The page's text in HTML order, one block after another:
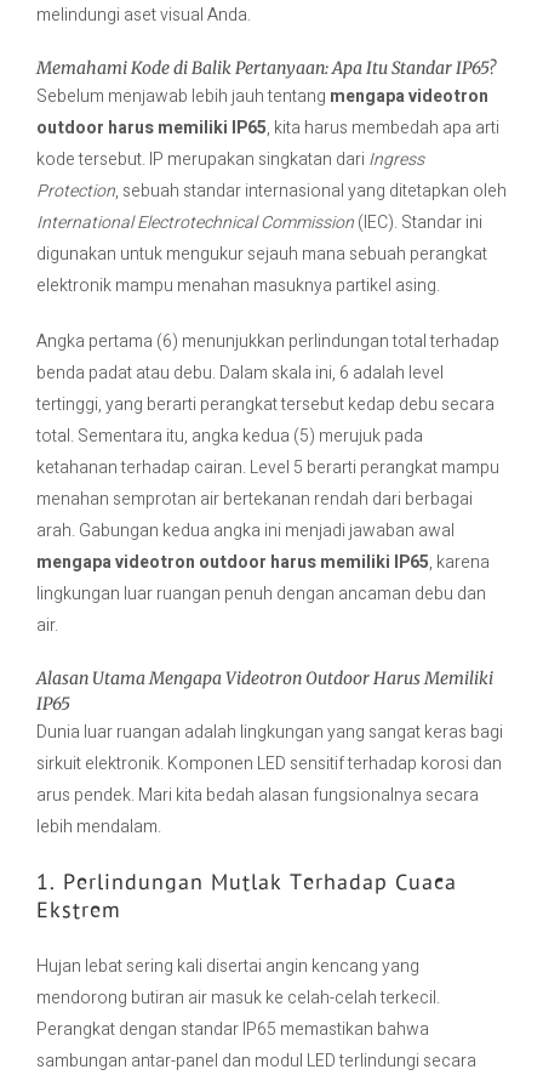
melindungi aset visual Anda.
Memahami Kode di Balik Pertanyaan: Apa Itu Standar IP65?
Sebelum menjawab lebih jauh tentang mengapa videotron
outdoor harus memiliki IP65, kita harus membedah apa arti
kode tersebut. IP merupakan singkatan dari Ingress
Protection, sebuah standar internasional yang ditetapkan oleh
International Electrotechnical Commission(IEC). Standar ini
digunakan untuk mengukur sejauh mana sebuah perangkat
elektronik mampu menahan masuknya partikel asing.
Angka pertama (6) menunjukkan perlindungan total terhadap
benda padat atau debu. Dalam skala ini, 6 adalah level
tertinggi, yang berarti perangkat tersebut kedap debu secara
total. Sementara itu, angka kedua (5) merujuk pada
ketahanan terhadap cairan. Level 5 berarti perangkat mampu
menahan semprotan air bertekanan rendah dari berbagai
arah. Gabungan kedua angka ini menjadi jawaban awal
mengapa videotron outdoor harus memiliki IP65, karena
lingkungan luar ruangan penuh dengan ancaman debu dan
air.
Alasan Utama Mengapa Videotron Outdoor Harus Memiliki
IP65
Dunia luar ruangan adalah lingkungan yang sangat keras bagi
sirkuit elektronik. Komponen LED sensitif terhadap korosi dan
arus pendek. Mari kita bedah alasan fungsionalnya secara
lebih mendalam.
1. Perlindungan Mutlak Terhadap Cuaca
Ekstrem
Hujan lebat sering kali disertai angin kencang yang
mendorong butiran air masuk ke celah-celah terkecil.
Perangkat dengan standar IP65 memastikan bahwa
sambungan antar-panel dan modul LED terlindungi secara